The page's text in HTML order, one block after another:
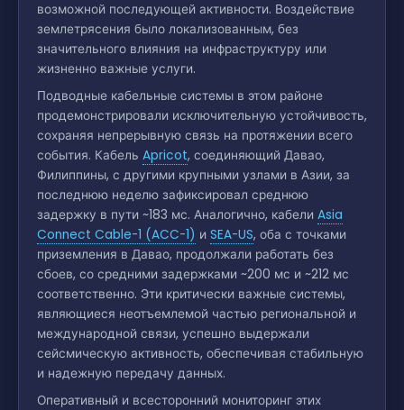
возможной последующей активности. Воздействие
землетрясения было локализованным, без
значительного влияния на инфраструктуру или
жизненно важные услуги.
Подводные кабельные системы в этом районе
продемонстрировали исключительную устойчивость,
сохраняя непрерывную связь на протяжении всего
события. Кабель Apricot, соединяющий Давао,
Филиппины, с другими крупными узлами в Азии, за
последнюю неделю зафиксировал среднюю
задержку в пути ~183 мс. Аналогично, кабели Asia
Connect Cable-1 (ACC-1) и SEA-US, оба с точками
приземления в Давао, продолжали работать без
сбоев, со средними задержками ~200 мс и ~212 мс
соответственно. Эти критически важные системы,
являющиеся неотъемлемой частью региональной и
международной связи, успешно выдержали
сейсмическую активность, обеспечивая стабильную
и надежную передачу данных.
Оперативный и всесторонний мониторинг этих